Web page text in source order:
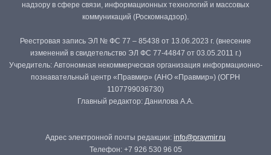
надзору в сфере связи, информационных технологий и массовых
коммуникаций (Роскомнадзор).
Реестровая запись ЭЛ № ФС 77 – 85438 от 13.06.2023 г. (внесение
изменений в свидетельство ЭЛ ФС 77-44847 от 03.05.2011 г.)
Учредитель: Автономная некоммерческая организация информационно-
познавательный центр «Правмир» (АНО «Правмир») (ОГРН
1107799036730)
Главный редактор: Данилова А.А.
Адрес электронной почты редакции: info@pravmir.ru
Телефон: +7 926 530 96 05